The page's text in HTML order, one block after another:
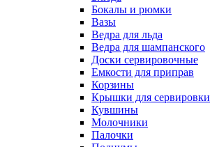
Бокалы и рюмки
Вазы
Ведра для льда
Ведра для шампанского
Доски сервировочные
Емкости для приправ
Корзины
Крышки для сервировки
Кувшины
Молочники
Палочки